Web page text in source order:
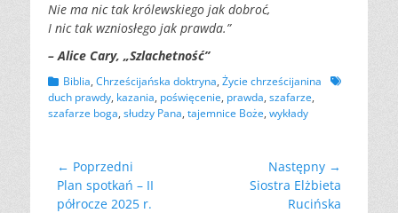
Nie ma nic tak królewskiego jak dobroć,
I nic tak wzniosłego jak prawda.”
– Alice Cary, „Szlachetność”
Kategorii
Biblia, Chrześcijańska doktryna, Życie chrześcijanina
Tagów
duch prawdy, kazania, poświęcenie, prawda, szafarze,
szafarze boga, słudzy Pana, tajemnice Boże, wykłady
Nawigacja
wpisu
← Poprzedni
Poprzedni
wpis:
Plan spotkań – II
półrocze 2025 r.
Następny →
NastępnySiostra Elżbieta
Rucińska